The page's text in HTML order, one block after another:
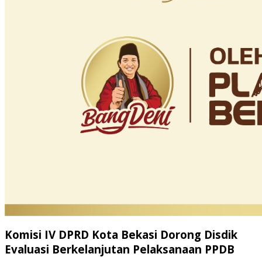
Komisi IV DPRD Kota Bekasi Dorong Disdik
Evaluasi Berkelanjutan Pelaksanaan PPDB